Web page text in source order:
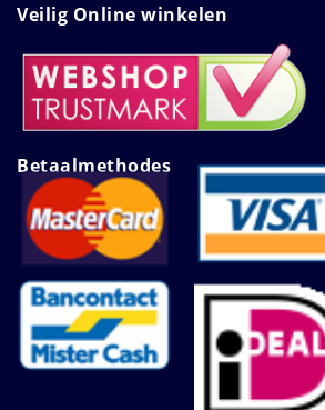
Veilig Online winkelen
Betaalmethodes